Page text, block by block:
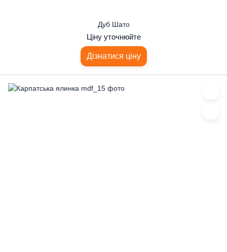
Дуб Шато
Ціну уточнюйте
Дізнатися ціну